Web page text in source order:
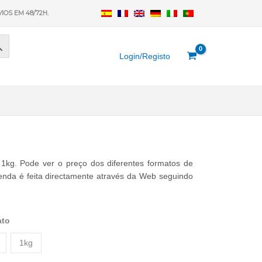
EM 48/72H.
Login/Registo
Pode ver o preço dos diferentes formatos de
é feita directamente através da Web seguindo
1kg